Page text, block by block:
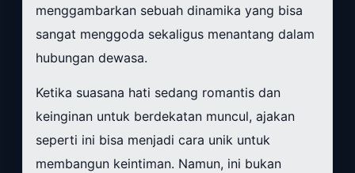
menggambarkan sebuah dinamika yang bisa
sangat menggoda sekaligus menantang dalam
hubungan dewasa.
Ketika suasana hati sedang romantis dan
keinginan untuk berdekatan muncul, ajakan
seperti ini bisa menjadi cara unik untuk
membangun keintiman. Namun, ini bukan